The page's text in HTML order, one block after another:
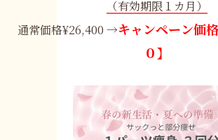
（有効期限１カ月）
通常価格¥26,400 →キャンペーン価
０】